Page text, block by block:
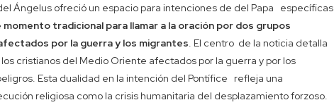
Ángelus ofreció un espacio para intenciones de del Papa específicas
tradicional para llamar a la oración por dos grupos
por la guerra y los migrantes. El centro de la noticia detalla
cristianos del Medio Oriente afectados por la guerra y por los
Esta dualidad en la intención del Pontífice refleja una
religiosa como la crisis humanitaria del desplazamiento forzoso.